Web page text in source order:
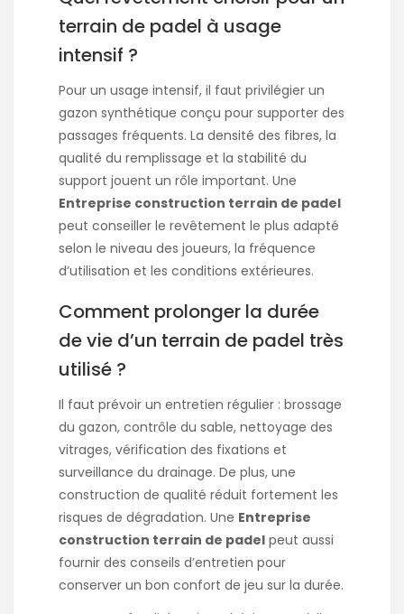
terrain de padel à usage
intensif ?
Pour un usage intensif, il faut privilégier un
gazon synthétique conçu pour supporter des
passages fréquents. La densité des fibres, la
qualité du remplissage et la stabilité du
support jouent un rôle important. Une
Entreprise construction terrain de padel
peut conseiller le revêtement le plus adapté
selon le niveau des joueurs, la fréquence
d’utilisation et les conditions extérieures.
Comment prolonger la durée
de vie d’un terrain de padel très
utilisé ?
Il faut prévoir un entretien régulier : brossage
du gazon, contrôle du sable, nettoyage des
vitrages, vérification des fixations et
surveillance du drainage. De plus, une
construction de qualité réduit fortement les
risques de dégradation. Une Entreprise
construction terrain de padel peut aussi
fournir des conseils d’entretien pour
conserver un bon confort de jeu sur la durée.